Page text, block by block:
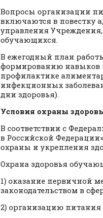
Вопросы организации
включаются в повестку
управления
обучающихся.
В ежегодный план
формированию навыков
профилактике
инфекционных
дни здоровья).
Условия охраны
В соответствии с
в Российской
охраны и укрепления
Охрана здоровья
1) оказание первичной
законодательством в
2) организацию